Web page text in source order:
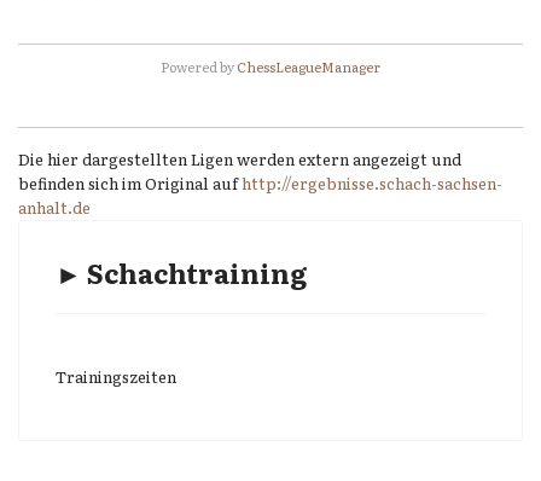
Powered byChessLeagueManager
Die hier dargestellten Ligen werden extern angezeigt und
befinden sich im Original aufhttp://ergebnisse.schach-sachsen-
anhalt.de
► Schachtraining
Trainingszeiten